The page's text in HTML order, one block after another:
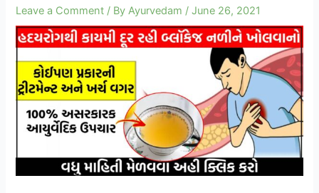
Leave a Comment / ByAyurvedam /June 26, 2021